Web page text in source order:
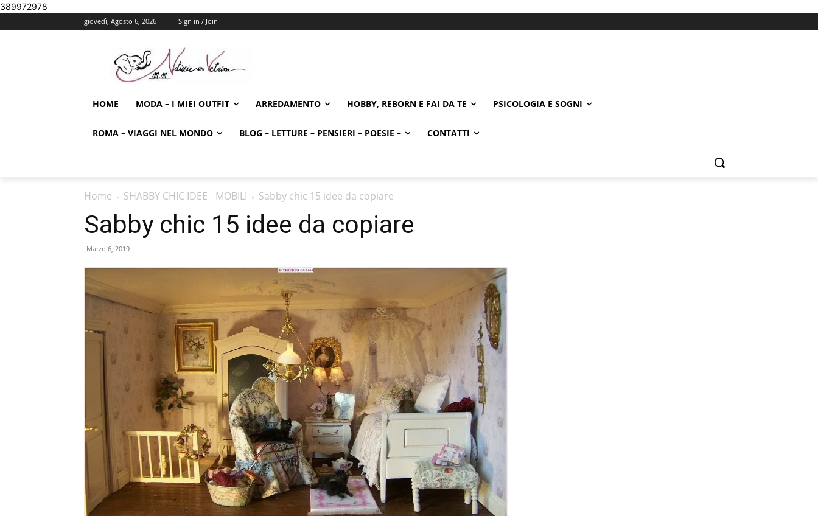
389972978
giovedì, Agosto 6, 2026 Sign in / Join
HOME MODA – I MIEI OUTFIT ARREDAMENTO HOBBY, REBORN E FAI DA TE PSICOLOGIA E SOGNI
ROMA – VIAGGI NEL MONDO BLOG – LETTURE – PENSIERI – POESIE – CONTATTI
Home SHABBY CHIC IDEE - MOBILI Sabby chic 15 idee da copiare
Sabby chic 15 idee da copiare
Marzo 6, 2019